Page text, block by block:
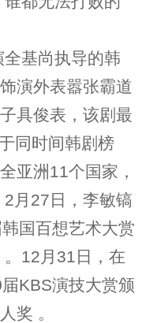
基尚执导的韩
演外表嚣张霸道
具俊表，该剧最
同时间韩剧榜
亚洲11个国家，
月27日，李敏镐
国百想艺术大赏
12月31日，在
KBS演技大赏颁
奖 。